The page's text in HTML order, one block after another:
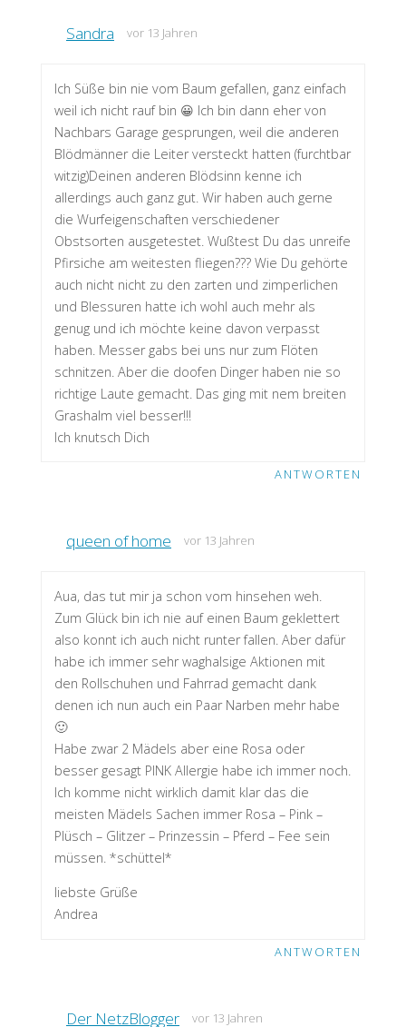
Sandra vor 13 Jahren
Ich Süße bin nie vom Baum gefallen, ganz einfach
weil ich nicht rauf bin 😀 Ich bin dann eher von
Nachbars Garage gesprungen, weil die anderen
Blödmänner die Leiter versteckt hatten (furchtbar
witzig)Deinen anderen Blödsinn kenne ich
allerdings auch ganz gut. Wir haben auch gerne
die Wurfeigenschaften verschiedener
Obstsorten ausgetestet. Wußtest Du das unreife
Pfirsiche am weitesten fliegen??? Wie Du gehörte
auch nicht nicht zu den zarten und zimperlichen
und Blessuren hatte ich wohl auch mehr als
genug und ich möchte keine davon verpasst
haben. Messer gabs bei uns nur zum Flöten
schnitzen. Aber die doofen Dinger haben nie so
richtige Laute gemacht. Das ging mit nem breiten
Grashalm viel besser!!!
Ich knutsch Dich
ANTWORTEN
queen of home vor 13 Jahren
Aua, das tut mir ja schon vom hinsehen weh.
Zum Glück bin ich nie auf einen Baum geklettert
also konnt ich auch nicht runter fallen. Aber dafür
habe ich immer sehr waghalsige Aktionen mit
den Rollschuhen und Fahrrad gemacht dank
denen ich nun auch ein Paar Narben mehr habe
🙂
Habe zwar 2 Mädels aber eine Rosa oder
besser gesagt PINK Allergie habe ich immer noch.
Ich komme nicht wirklich damit klar das die
meisten Mädels Sachen immer Rosa – Pink –
Plüsch – Glitzer – Prinzessin – Pferd – Fee sein
müssen. *schüttel*
liebste Grüße
Andrea
ANTWORTEN
Der NetzBlogger vor 13 Jahren